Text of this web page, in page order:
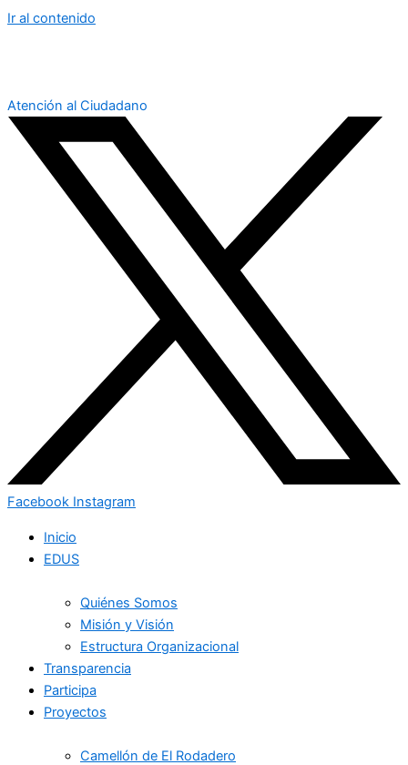
Ir al contenido
Atención al Ciudadano
Facebook Instagram
Inicio
EDUS
Quiénes Somos
Misión y Visión
Estructura Organizacional
Transparencia
Participa
Proyectos
Camellón de El Rodadero